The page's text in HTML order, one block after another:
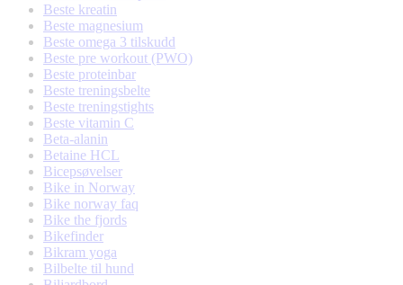
Beste kreatin
Beste magnesium
Beste omega 3 tilskudd
Beste pre workout (PWO)
Beste proteinbar
Beste treningsbelte
Beste treningstights
Beste vitamin C
Beta-alanin
Betaine HCL
Bicepsøvelser
Bike in Norway
Bike norway faq
Bike the fjords
Bikefinder
Bikram yoga
Bilbelte til hund